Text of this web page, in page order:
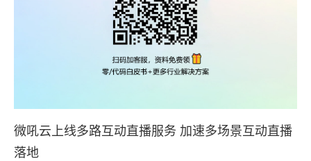
微吼云上线多路互动直播服务 加速多场景互动直播
落地